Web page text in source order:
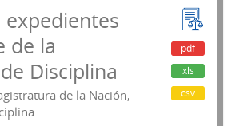
expedientes
de la
Disciplina
de la Nación,
pdf
xls
csv